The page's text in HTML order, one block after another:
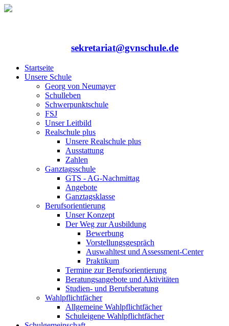
sekretariat@gvnschule.de
Startseite
Unsere Schule
Georg von Neumayer
Schulleben
Schwerpunktschule
FSJ
Unser Leitbild
Realschule plus
Unsere Realschule plus
Ausstattung
Zahlen
Ganztagsschule
GTS - AG-Nachmittag
Angebote
Ganztagsklasse
Berufsorientierung
Unser Konzept
Der Weg zur Ausbildung
Bewerbung
Vorstellungsgespräch
Auswahltest und Assessment-Center
Praktikum
Termine zur Berufsorientierung
Beratungsangebote und Aktivitäten
Studien- und Berufsberatung
Wahlpflichtfächer
Allgemeine Wahlpflichtfächer
Schuleigene Wahlpflichtfächer